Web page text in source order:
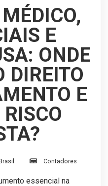
E
ONDE
DIREITO
E
Contadores
essencial na